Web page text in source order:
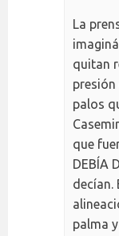
La
quitan
presión
palos
que
DEBÍA
decían.
palma